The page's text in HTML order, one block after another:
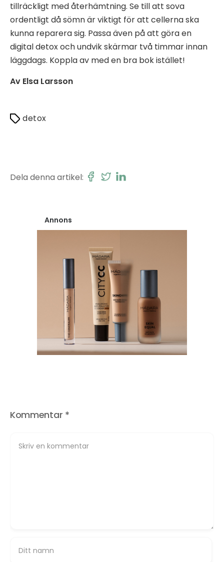
tillräckligt med återhämtning. Se till att sova
ordentligt då sömn är viktigt för att cellerna ska
kunna reparera sig. Passa även på att göra en
digital detox och undvik skärmar två timmar innan
läggdags. Koppla av med en bra bok istället!
Av Elsa Larsson
detox
Dela denna artikel:
Annons
Kommentar *